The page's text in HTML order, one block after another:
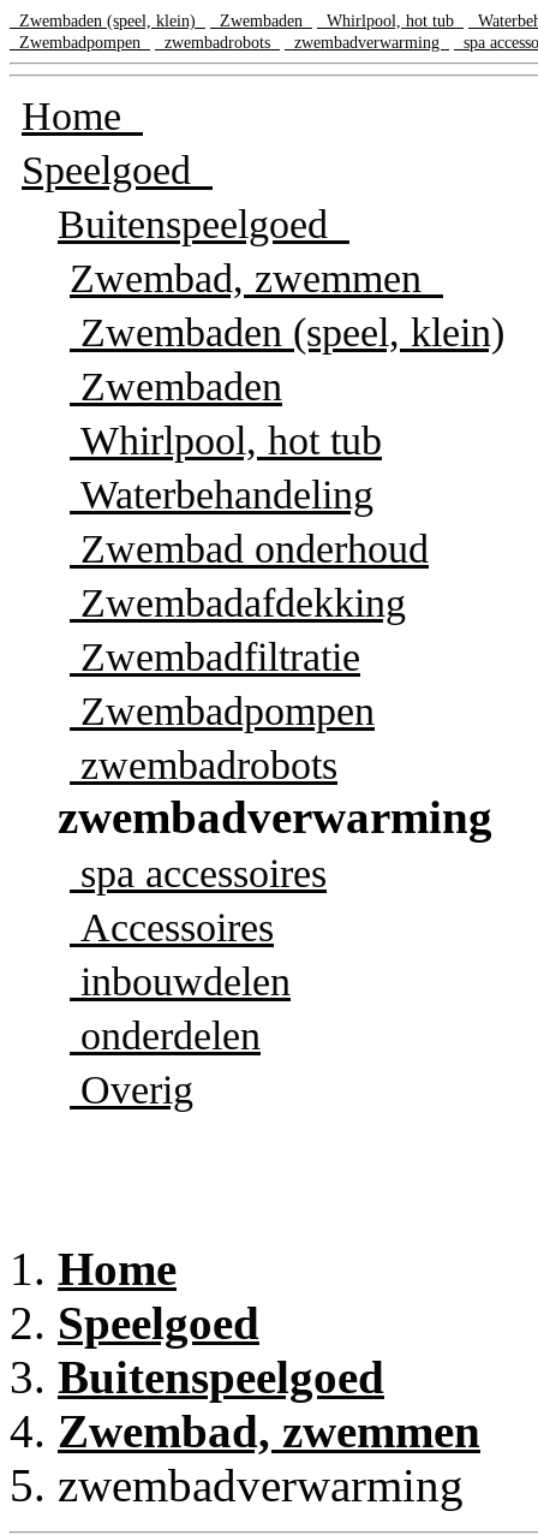
Zwembaden (speel, klein) Zwembaden Whirlpool, hot tub
Zwembadpompen
zwembadrobots zwembadverwarming spa
Home
Speelgoed
Buitenspeelgoed
Zwembad, zwemmen
Zwembaden (speel, klein)
Zwembaden
Whirlpool, hot tub
Waterbehandeling
Zwembad onderhoud
Zwembadafdekking
Zwembadfiltratie
Zwembadpompen
zwembadrobots
zwembadverwarming
spa accessoires
Accessoires
inbouwdelen
onderdelen
Overig
Home
Speelgoed
Buitenspeelgoed
Zwembad, zwemmen
zwembadverwarming